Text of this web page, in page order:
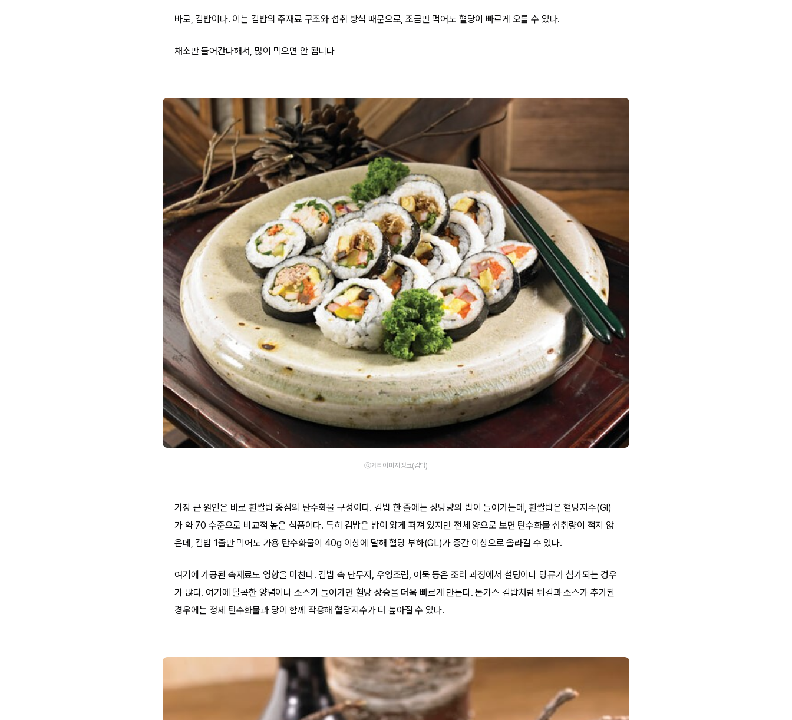
바로, 김밥이다. 이는 김밥의 주재료 구조와 섭취 방식 때문으로, 조금만 먹어도 혈당이 빠르게 오를 수 있다.
채소만 들어간다해서, 많이 먹으면 안 됩니다
ⓒ게티이미지뱅크(김밥)
가장 큰 원인은 바로 흰쌀밥 중심의 탄수화물 구성이다. 김밥 한 줄에는 상당량의 밥이 들어가는데, 흰쌀밥은 혈당지수(GI)
가 약 70 수준으로 비교적 높은 식품이다. 특히 김밥은 밥이 얇게 퍼져 있지만 전체 양으로 보면 탄수화물 섭취량이 적지 않
은데, 김밥 1줄만 먹어도 가용 탄수화물이 40g 이상에 달해 혈당 부하(GL)가 중간 이상으로 올라갈 수 있다.
여기에 가공된 속재료도 영향을 미친다. 김밥 속 단무지, 우엉조림, 어묵 등은 조리 과정에서 설탕이나 당류가 첨가되는 경우
가 많다. 여기에 달콤한 양념이나 소스가 들어가면 혈당 상승을 더욱 빠르게 만든다. 돈가스 김밥처럼 튀김과 소스가 추가된
경우에는 정제 탄수화물과 당이 함께 작용해 혈당지수가 더 높아질 수 있다.